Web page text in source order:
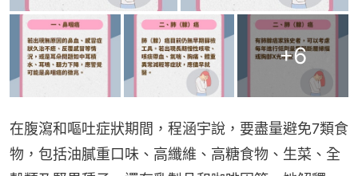
+6
在腹瀉和嘔吐症狀期間，程涵宇說，要盡量避免7類食
物，包括油膩重口味、高纖維、高糖食物、生菜、全